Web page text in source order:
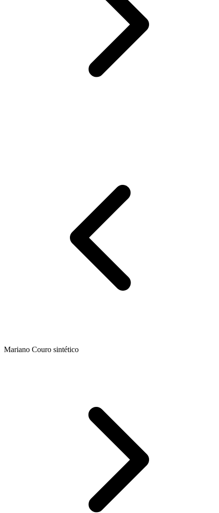
Mariano Couro sintético